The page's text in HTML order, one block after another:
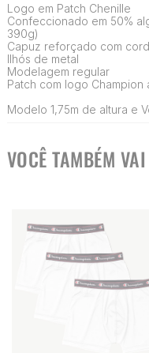
Logo em Patch Chenille
Confeccionado em 50%
390g)
Capuz reforçado com
Ilhós de metal
Modelagem regular
Patch com logo Champion
Modelo 1,75m de altura e
VOCÊ TAMBÉM